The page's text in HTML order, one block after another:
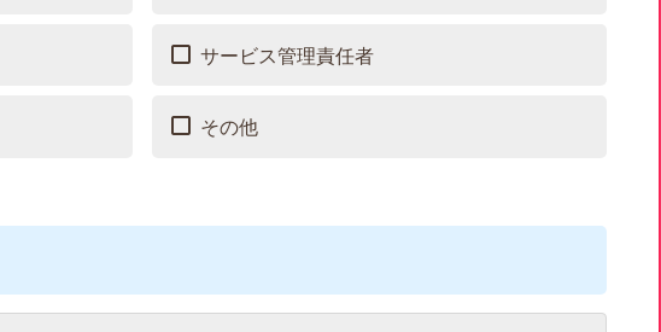
サービス管理責任者
その他